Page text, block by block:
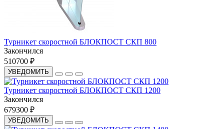
Турникет скоростной БЛОКПОСТ СКП 800
Закончился
510700 ₽
УВЕДОМИТЬ
Турникет скоростной БЛОКПОСТ СКП 1200
Закончился
679300 ₽
УВЕДОМИТЬ